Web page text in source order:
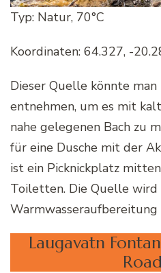
Typ: Natur, 70°C
Koordinaten: 64.327, -
Dieser Quelle könnte man
entnehmen, um es mit
nahe gelegenen Bach zu
für eine Dusche mit der
ist ein Picknickplatz
Toiletten. Die Quelle wird
Laugavatn